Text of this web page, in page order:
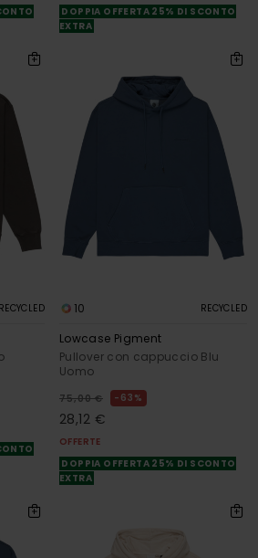
DOPPIA OFFERTA 25% DI SCONTO
EXTRA
RECYCLED 10 RECYCLED
Lowcase Pigment
Pullover con cappuccio Blu
Uomo
75,00 € 63%
28,12 €
OFFERTE
DOPPIA OFFERTA 25% DI SCONTO
EXTRA